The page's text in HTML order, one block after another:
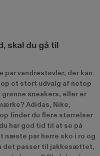
skal du gå til
vandrestøvler, der kan
et stort udvalg af netop
sneakers, eller er
Adidas, Nike,
finder du flere størrelser
har god tid til at se på
næste par herre sko i ro og
det passer til jakkesættet,